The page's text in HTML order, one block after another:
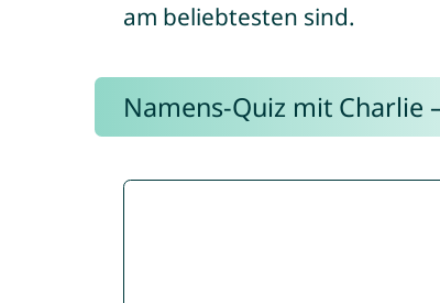
am beliebtesten sind.
Namens-Quiz mit Charlie